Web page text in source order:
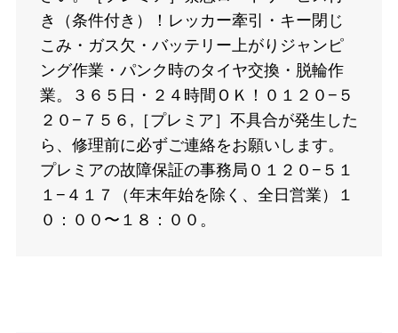
き（条件付き）！レッカー牽引・キー閉じ
こみ・ガス欠・バッテリー上がりジャンピ
ング作業・パンク時のタイヤ交換・脱輪作
業。３６５日・２４時間ＯＫ！０１２０−５
２０−７５６,［プレミア］不具合が発生した
ら、修理前に必ずご連絡をお願いします。
プレミアの故障保証の事務局０１２０−５１
１−４１７（年末年始を除く、全日営業）１
０：００〜１８：００。